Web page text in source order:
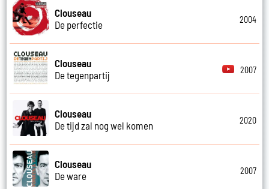
Clouseau
De perfectie
2004
Clouseau
De tegenpartij
2007
Clouseau
De tijd zal nog wel komen
2020
Clouseau
De ware
2007